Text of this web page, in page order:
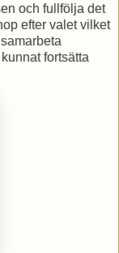
och fullfölja det
efter valet vilket
fortsätta